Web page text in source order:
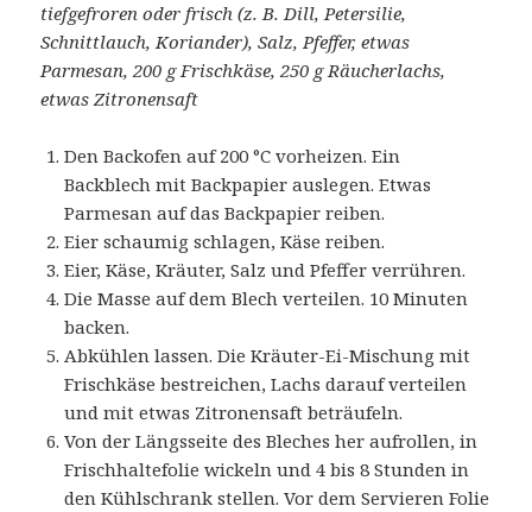
tiefgefroren oder frisch (z. B. Dill, Petersilie,
Schnittlauch, Koriander), Salz, Pfeffer, etwas
Parmesan, 200 g Frischkäse, 250 g Räucherlachs,
etwas Zitronensaft
Den Backofen auf 200 °C vorheizen. Ein
Backblech mit Backpapier auslegen. Etwas
Parmesan auf das Backpapier reiben.
Eier schaumig schlagen, Käse reiben.
Eier, Käse, Kräuter, Salz und Pfeffer verrühren.
Die Masse auf dem Blech verteilen. 10 Minuten
backen.
Abkühlen lassen. Die Kräuter-Ei-Mischung mit
Frischkäse bestreichen, Lachs darauf verteilen
und mit etwas Zitronensaft beträufeln.
Von der Längsseite des Bleches her aufrollen, in
Frischhaltefolie wickeln und 4 bis 8 Stunden in
den Kühlschrank stellen. Vor dem Servieren Folie